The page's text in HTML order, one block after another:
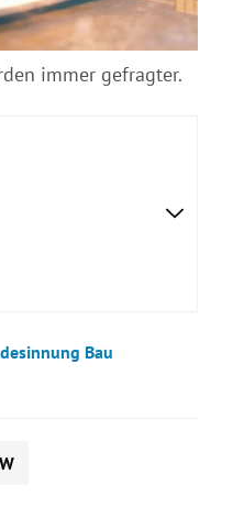
immer gefragter.
Bau